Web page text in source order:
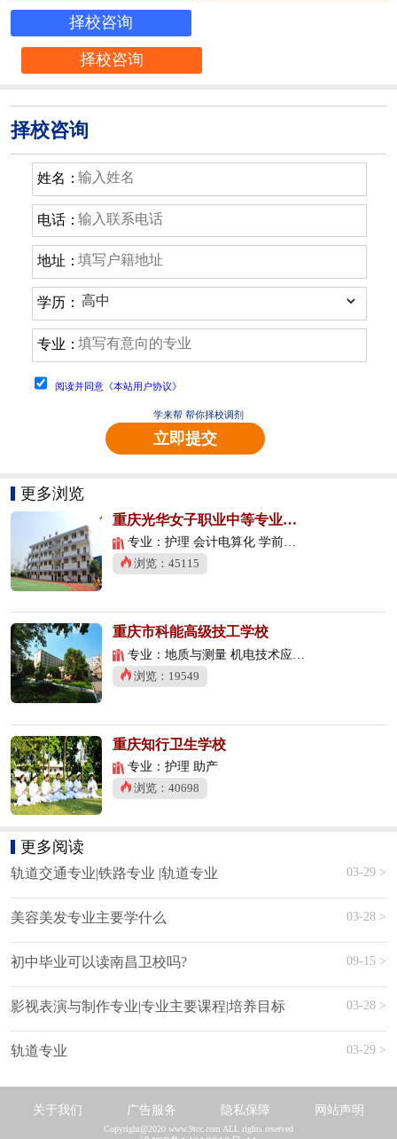
择校咨询
择校咨询
择校咨询
姓名：
电话：
地址：
学历：
专业：
阅读并同意《本站用户协议》
学来帮 帮你择校调剂
立即提交
更多浏览
重庆光华女子职业中等专业学校
专业：护理 会计电算化 学前教育
浏览：45115
重庆市科能高级技工学校
专业：地质与测量 机电技术应用 数控技术应用
浏览：19549
重庆知行卫生学校
专业：护理 助产
浏览：40698
更多阅读
轨道交通专业|铁路专业 |轨道专业 03-29 >
美容美发专业主要学什么 03-28 >
初中毕业可以读南昌卫校吗? 09-15 >
影视表演与制作专业|专业主要课程|培养目标 03-28 >
轨道专业 03-29 >
关于我们 广告服务 隐私保障 网站声明
Copyright@2020 www.9tcc.com ALL rights reserved